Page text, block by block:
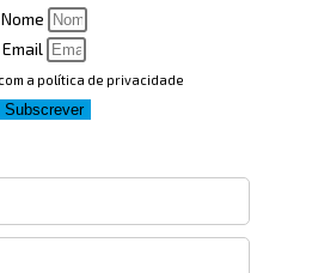
Nome
Email
a política de privacidade
Subscrever